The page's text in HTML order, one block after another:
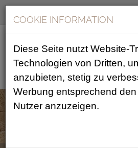
COOKIE INFORMATION
Diese Seite nutzt Website-
Technologien von Dritten,
anzubieten, stetig zu
Werbung entsprechend
Nutzer anzuzeigen.